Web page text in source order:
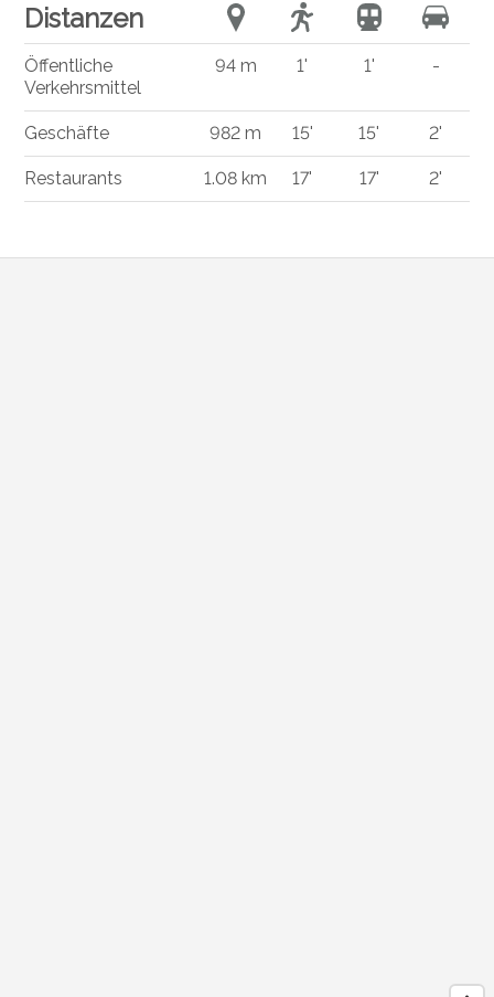
Distanzen
Öffentliche
Verkehrsmittel
94 m 1' 1' -
Geschäfte 982 m 15' 15' 2'
Restaurants 1.08 km 17' 17' 2'